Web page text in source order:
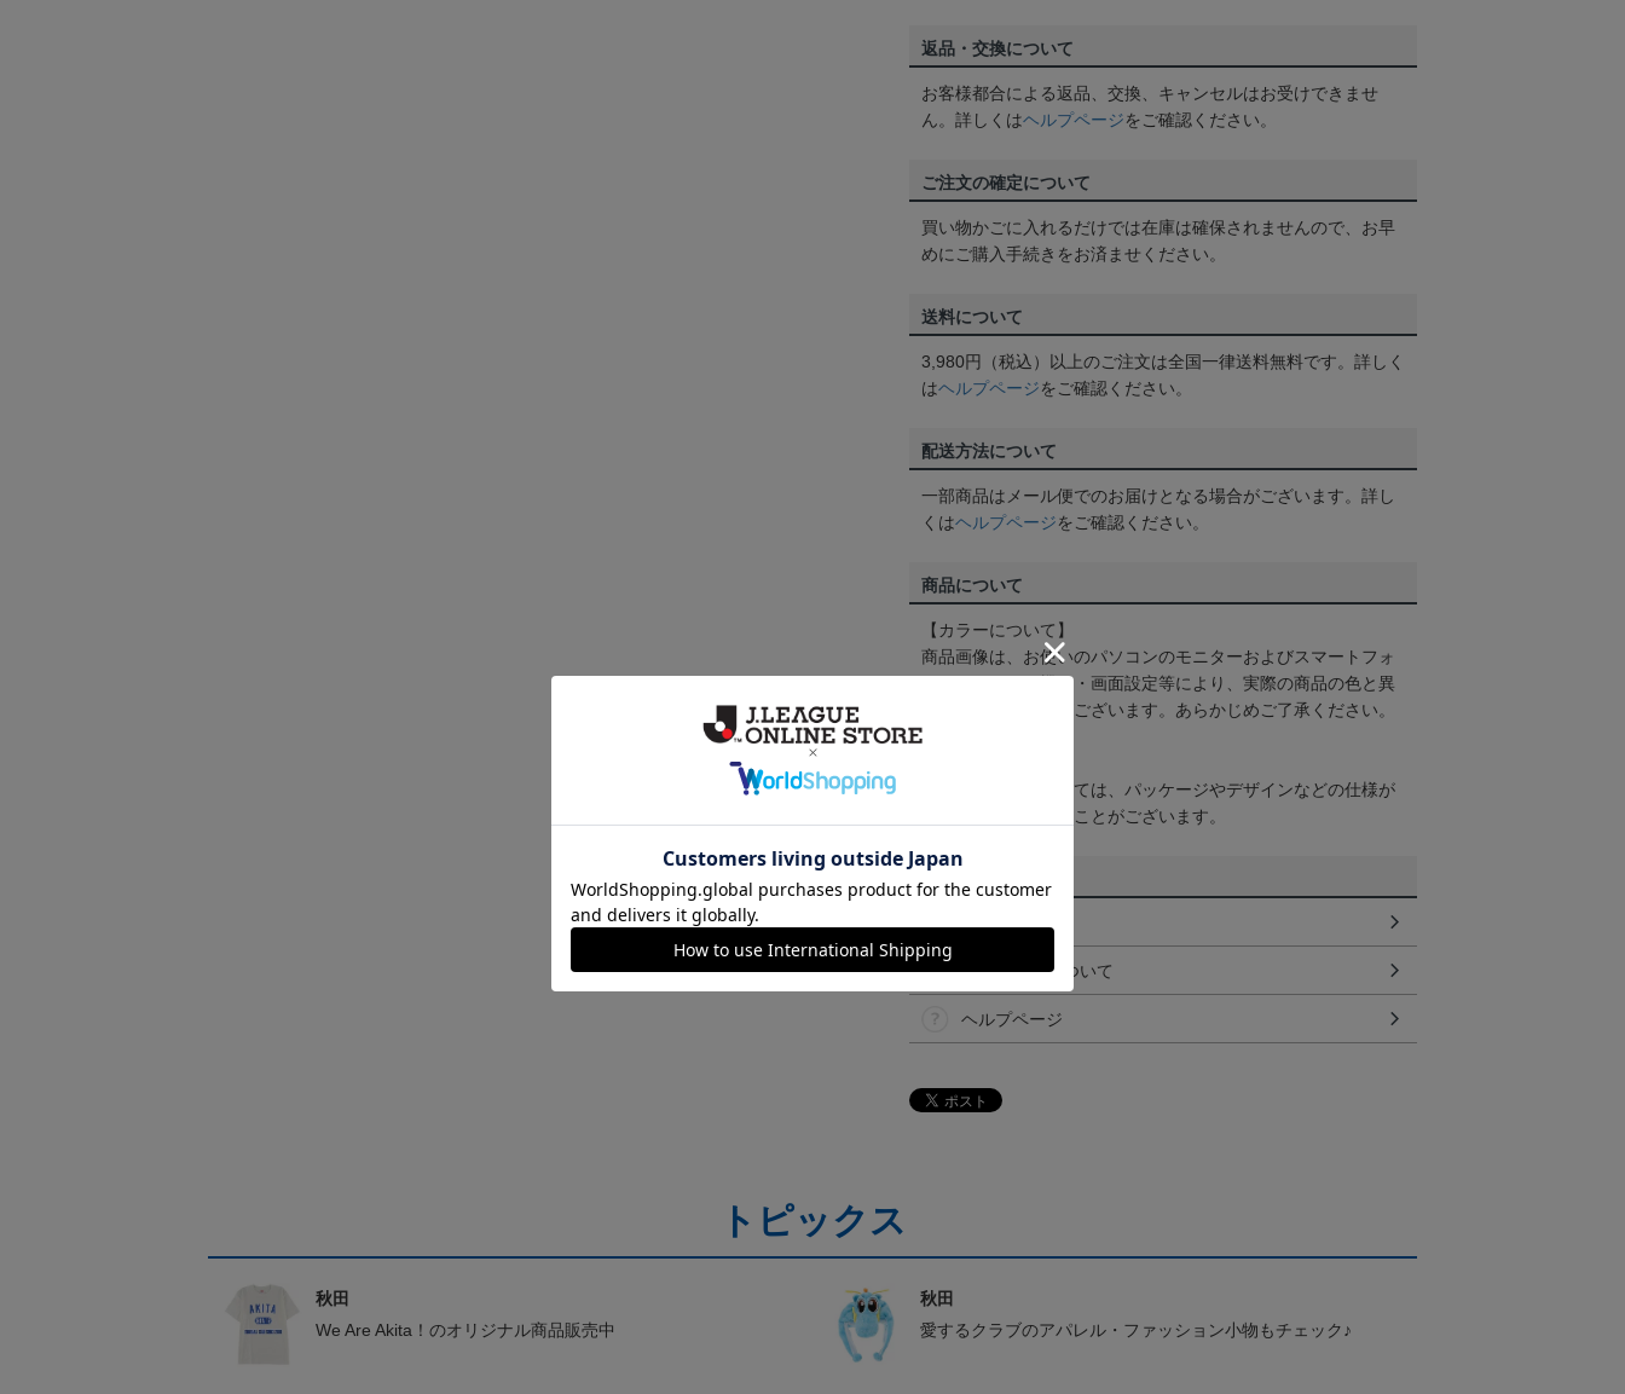
返品・交換について
お客様都合による返品、交換、キャンセルはお受けできませ
ん。詳しくはヘルプページをご確認ください。
ご注文の確定について
買い物かごに入れるだけでは在庫は確保されませんので、お早
めにご購入手続きをお済ませください。
送料について
3,980円（税込）以上のご注文は全国一律送料無料です。詳しく
はヘルプページをご確認ください。
配送方法について
一部商品はメール便でのお届けとなる場合がございます。詳し
くはヘルプページをご確認ください。
商品について
【カラーについて】
商品画像は、お使いのパソコンのモニターおよびスマートフォ
ンのメーカー・機種・画面設定等により、実際の商品の色と異
なって見える場合がございます。あらかじめご了承ください。
取り扱い商品によっては、パッケージやデザインなどの仕様が
予告なく変更になることがございます。
その他
ギフト対応について
ヘルプページ
トピックス
秋田
We Are Akita！のオリジナル商品販売中
秋田
愛するクラブのアパレル・ファッション小物もチェック♪